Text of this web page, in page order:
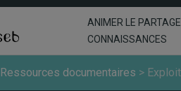
ANIMER LE
CONNAISSANCES
Ressources documentaires >